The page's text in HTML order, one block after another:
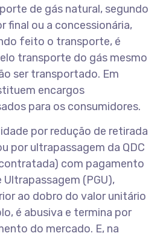
de gás natural, segundo
final ou a concessionária,
feito o transporte, é
transporte do gás mesmo
ser transportado. Em
encargos
para os consumidores.
por redução de retirada
por ultrapassagem da QDC
com pagamento
Ultrapassagem (PGU),
ao dobro do valor unitário
é abusiva e termina por
do mercado. E, na